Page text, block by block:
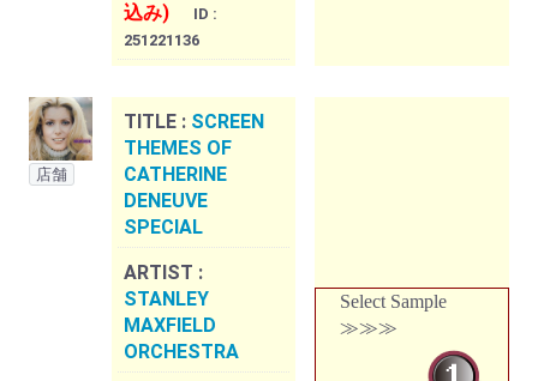
込み)
ID :
251221136
店舗
TITLE : SCREEN
THEMES OF
CATHERINE
DENEUVE
SPECIAL
ARTIST :
STANLEY
MAXFIELD
ORCHESTRA
Select Sample
≫≫≫